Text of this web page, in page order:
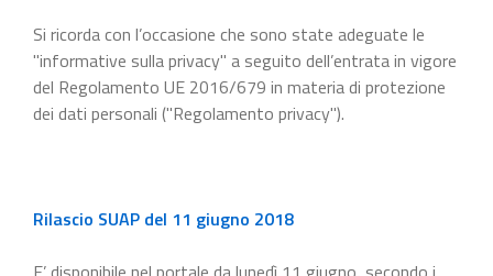
Si ricorda con l’occasione che sono state adeguate le
"informative sulla privacy" a seguito dell’entrata in vigore
del Regolamento UE 2016/679 in materia di protezione
dei dati personali ("Regolamento privacy").
Rilascio SUAP del 11 giugno 2018